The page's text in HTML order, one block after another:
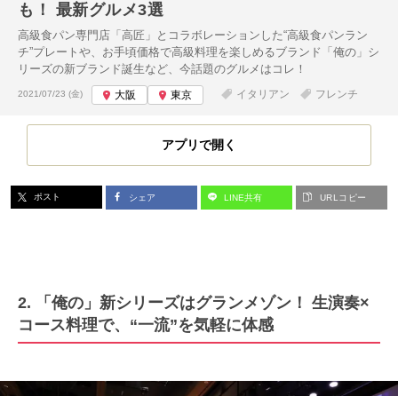
も！ 最新グルメ3選
高級食パン専門店「高匠」とコラボレーションした“高級食パンラン
チ”プレートや、お手頃価格で高級料理を楽しめるブランド「俺の」シ
リーズの新ブランド誕生など、今話題のグルメはコレ！
投稿日:
2021/07/23 (金) 大阪 東京 イタリアン フレンチ
アプリで開く
ポスト シェア LINE共有 URLコピー
2. 「俺の」新シリーズはグランメゾン！ 生演奏×
コース料理で、“一流”を気軽に体感